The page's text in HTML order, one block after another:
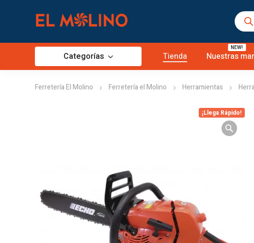
de
Categorías Tienda Nuestras
NEW!
Ferretería El Molino Ferretería el Molino Herramientas
¡Llega Rápido!